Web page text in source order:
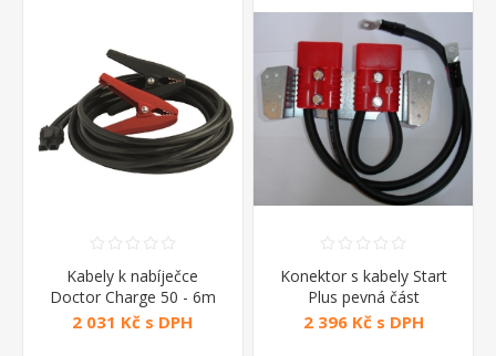
Kabely k nabíječce
Doctor Charge 50 - 6m
2 031 Kč s DPH
Konektor s kabely Start
Plus pevná část
2 396 Kč s DPH